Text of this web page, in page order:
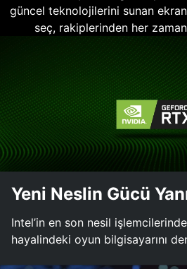
güncel teknolojilerini sunan
seç, rakiplerinden her
Yeni Neslin Gücü
Intel’in en son nesil
hayalindeki oyun bilgisayarını